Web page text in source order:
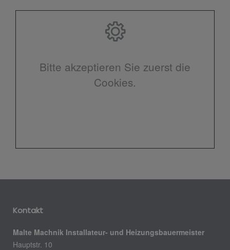
Bitte akzeptieren Sie zuerst die
Cookies.
Kontakt
Malte Machnik Installateur- und Heizungsbauermeister
Hauptstr. 10